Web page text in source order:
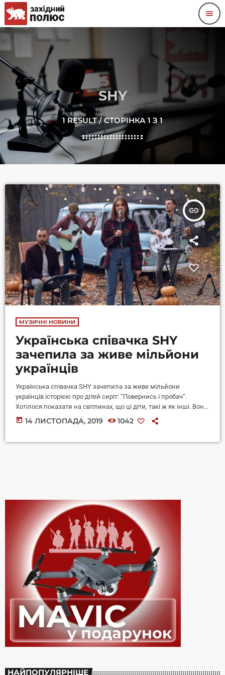
menu
SHY
1 RESULT / СТОРІНКА 1 З 1
insert_link
МУЗИЧНІ НОВИНИ
Українська співачка SHY
зачепила за живе мільйони
українців
Українська співачка SHY зачепила за живе мільйони
українців історією про дітей сиріт: “Повернись і пробач”.
Хотілося показати на світлинах, що ці діти, такі ж як інші. Вони
ерудовані, життєрадісні. SHY – українська співачка, авторка
пісень та музикант представила нову відео роботу.
today 14 ЛИСТОПАДА, 2019 1042
НАЙПОПУЛЯРНІШЕ